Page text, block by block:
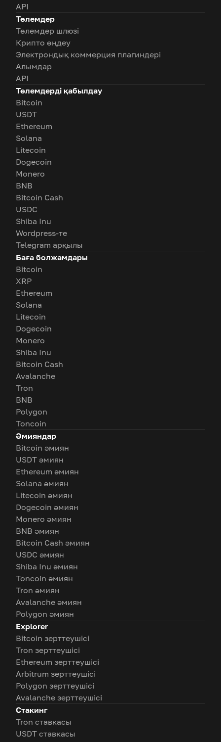
API
Төлемдер
Төлемдер шлюзі
Крипто өңдеу
Электрондық коммерция плагиндері
Алымдар
API
Төлемдерді қабылдау
Bitcoin
USDT
Ethereum
Solana
Litecoin
Dogecoin
Monero
BNB
Bitcoin Cash
USDC
Shiba Inu
Wordpress-те
Telegram арқылы
Баға болжамдары
Bitcoin
XRP
Ethereum
Solana
Litecoin
Dogecoin
Monero
Shiba Inu
Bitcoin Cash
Avalanche
Tron
BNB
Polygon
Toncoin
Әмияндар
Bitcoin әмиян
USDT әмиян
Ethereum әмиян
Solana әмиян
Litecoin әмиян
Dogecoin әмиян
Monero әмиян
BNB әмиян
Bitcoin Cash әмиян
USDC әмиян
Shiba Inu әмиян
Toncoin әмиян
Tron әмиян
Avalanche әмиян
Polygon әмиян
Explorer
Bitcoin зерттеушісі
Tron зерттеушісі
Ethereum зерттеушісі
Arbitrum зерттеушісі
Polygon зерттеушісі
Avalanche зерттеушісі
Стакинг
Tron ставкасы
USDT ставкасы